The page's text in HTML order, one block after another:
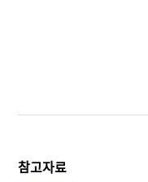
참고자료